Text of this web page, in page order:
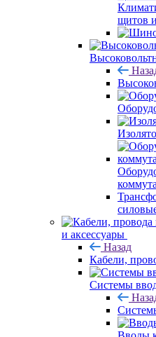
щитов
и аксессуары
Назад
Кабели,
Системы